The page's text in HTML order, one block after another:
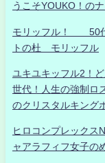
うこそYOUKO！の
モリッフル！ 50代
トの杜 モリッフル
ユキユキッフル2！
世代！人生の強制ロ
のクリスタルキング
ヒロコンプレックス
ャアラフィフ女子の